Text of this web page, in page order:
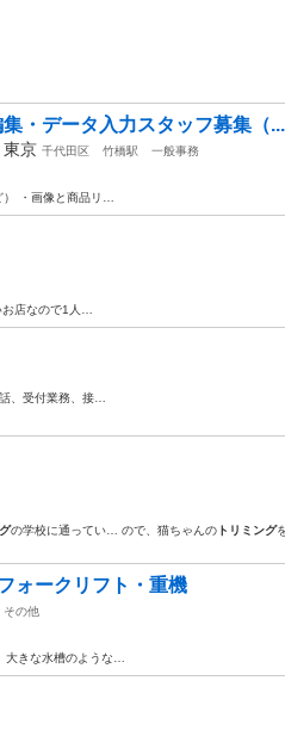
・データ入力スタッフ募集（...
東京 千代田区 竹橋駅
一般事務
・画像と商品リ…
店なので1人…
、受付業務、接…
の学校に通ってい… ので、猫ちゃんの トリミング
ォークリフト・重機
その他
大きな水槽のような…